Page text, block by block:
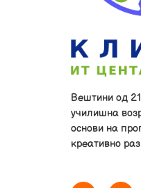
Вештини од
училишна
основи на
креативно